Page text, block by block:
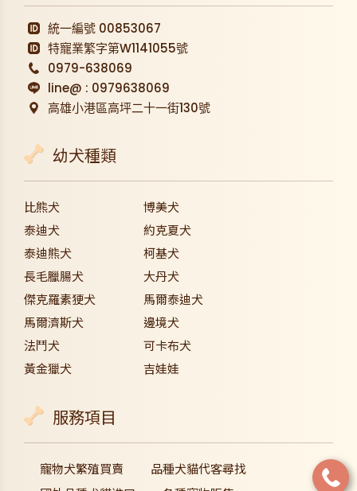
統一編號 00853067
特寵業繁字第W1141055號
0979-638069
line@ : 0979638069
高雄小港區高坪二十一街130號
幼犬種類
比熊犬
博美犬
泰迪犬
約克夏犬
泰迪熊犬
柯基犬
長毛臘腸犬
大丹犬
傑克羅素㹴犬
馬爾泰迪犬
馬爾濟斯犬
邊境犬
法鬥犬
可卡布犬
黃金獵犬
吉娃娃
服務項目
寵物犬繁殖買賣
品種犬貓代客尋找